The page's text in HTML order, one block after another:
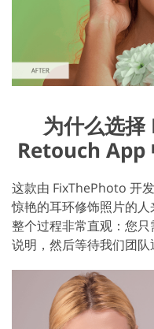
为什么选
Retouch App
这款由 FixThePhoto 开
惊艳的耳环修饰照片的人
整个过程非常直观：您
说明，然后等待我们团队